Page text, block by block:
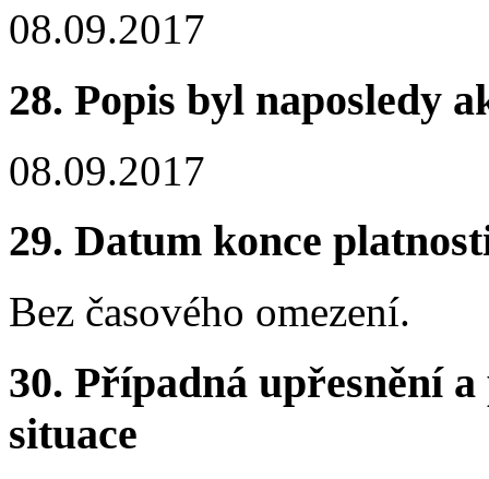
08.09.2017
28. Popis byl naposledy
08.09.2017
29. Datum konce
Bez časového omezení.
30. Případná upřesnění
situace